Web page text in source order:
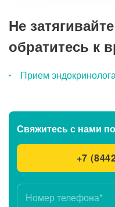
Не
обратитесь к
Прием
Свяжитесь с нами
+7